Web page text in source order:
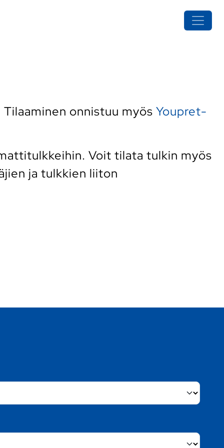
Tilaaminen onnistuu myös Youpret-
Voit tilata tulkin myös
ja tulkkien liiton